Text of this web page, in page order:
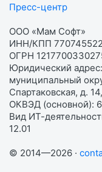
Пресс-центр
ООО «Мам Софт»
ИНН/КПП
ОГРН
Юридический
муниципальный
Спартаковская, д.
ОКВЭД (основной):
Вид ИТ-
12.01
© 2014—2026 ·